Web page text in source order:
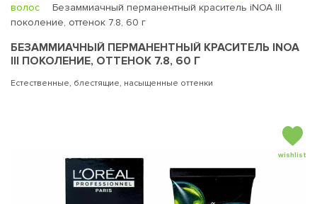
волос
Безаммиачный перманентный краситель iNOA III
поколение, оттенок 7.8, 60 г
БЕЗАММИАЧНЫЙ ПЕРМАНЕНТНЫЙ КРАСИТЕЛЬ INOA
III ПОКОЛЕНИЕ, ОТТЕНОК 7.8, 60 Г
Естественные, блестящие, насыщенные оттенки
wishlist